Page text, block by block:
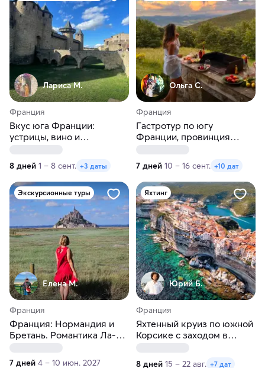
Лариса М.
Франция
Вкус юга Франции:
устрицы, вино и
8 дней 1 – 8 сент. +3 даты
Ольга С.
Франция
Гастротур по югу
Франции, провинция
7 дней 10 – 16 сент. +10 дат
Экскурсионные туры
Елена М.
Франция
Франция: Нормандия и
Бретань. Романтика Ла-
7 дней 4 – 10 июн. 2027
Яхтинг
Юрий Б.
Франция
Яхтенный круиз по южной
Корсике с заходом в
8 дней 15 – 22 авг. +7 дат